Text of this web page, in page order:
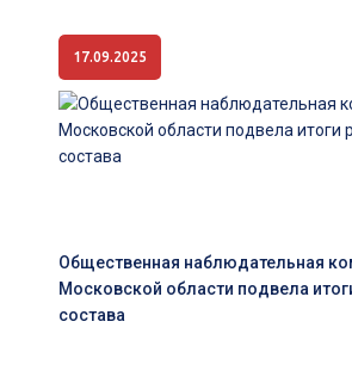
17.09.2025
Общественная наблюдательная
Московской области подвела
состава